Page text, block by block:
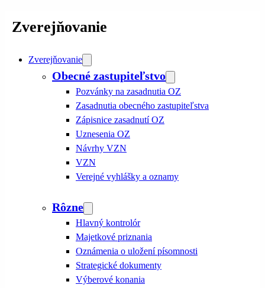
Zverejňovanie
Zverejňovanie
Obecné zastupiteľstvo
Pozvánky na zasadnutia OZ
Zasadnutia obecného zastupiteľstva
Zápisnice zasadnutí OZ
Uznesenia OZ
Návrhy VZN
VZN
Verejné vyhlášky a oznamy
Rôzne
Hlavný kontrolór
Majetkové priznania
Oznámenia o uložení písomnosti
Strategické dokumenty
Výberové konania